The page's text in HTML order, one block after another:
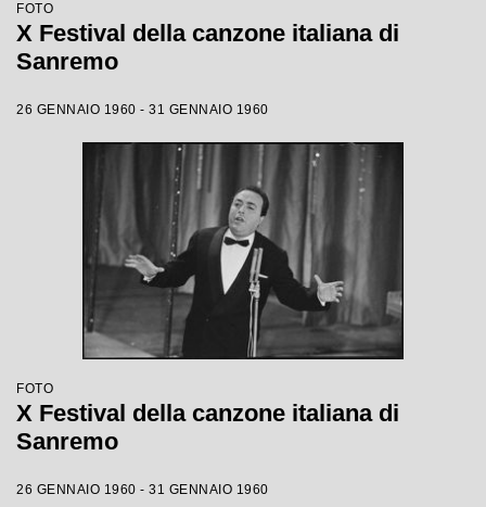
FOTO
X Festival della canzone italiana di
Sanremo
26 GENNAIO 1960 - 31 GENNAIO 1960
FOTO
X Festival della canzone italiana di
Sanremo
26 GENNAIO 1960 - 31 GENNAIO 1960